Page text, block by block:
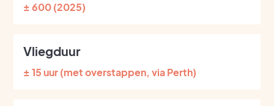
± 600 (2025)
Vliegduur
± 15 uur (met overstappen, via Perth)